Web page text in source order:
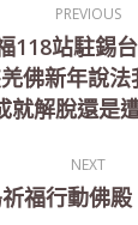
PREVIOUS
post:
118站駐錫
佛新年說
就解脫還是
NEXT
Next
福行動佛